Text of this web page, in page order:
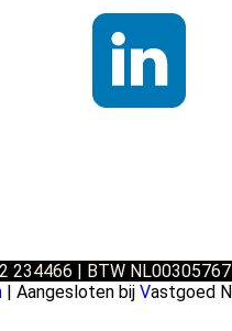
234466 | BTW
| Aangesloten bij Vastgoed